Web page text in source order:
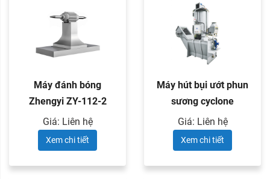
Máy đánh bóng
Zhengyi ZY-112-2
Giá: Liên hệ
Xem chi tiết
Máy hút bụi ướt phun
sương cyclone
Zhengyi ...
Giá: Liên hệ
Xem chi tiết